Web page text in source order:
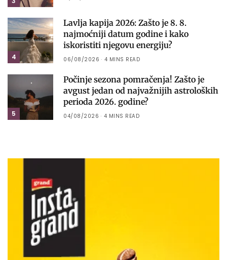
4
Lavlja kapija 2026: Zašto je 8. 8.
najmoćniji datum godine i kako
iskoristiti njegovu energiju?
06/08/2026 4 MINS READ
5
Počinje sezona pomračenja! Zašto je
avgust jedan od najvažnijih astroloških
perioda 2026. godine?
04/08/2026 4 MINS READ